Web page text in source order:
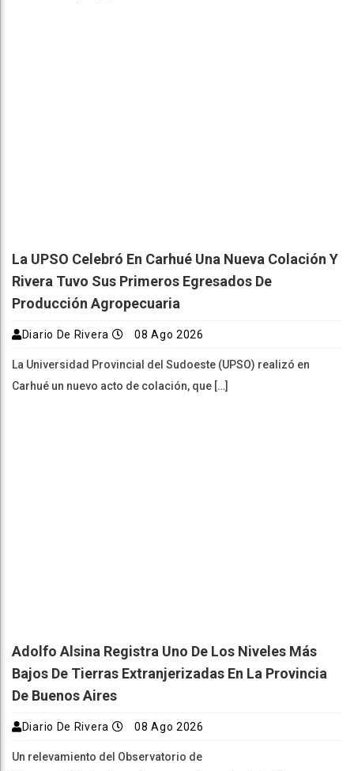
La UPSO Celebró En Carhué Una Nueva Colación Y
Rivera Tuvo Sus Primeros Egresados De
Producción Agropecuaria
Diario De Rivera 08 Ago 2026
La Universidad Provincial del Sudoeste (UPSO) realizó en
Carhué un nuevo acto de colación, que […]
Adolfo Alsina Registra Uno De Los Niveles Más
Bajos De Tierras Extranjerizadas En La Provincia
De Buenos Aires
Diario De Rivera 08 Ago 2026
Un relevamiento del Observatorio de